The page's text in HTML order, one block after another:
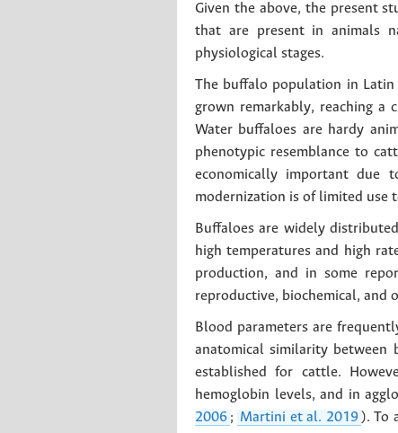
Given the above, the present
that are present in animals
physiological stages.
The buffalo population in Latin
grown remarkably, reaching a
Water buffaloes are hardy
phenotypic resemblance to
economically important due
modernization is of limited use
Buffaloes are widely
high temperatures and high
production, and in some
reproductive, biochemical, and
Blood parameters are
anatomical similarity between
established for cattle.
hemoglobin levels, and in
2006 ; Martini et al. 2019 ). To